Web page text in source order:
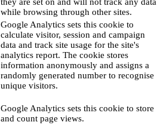
while browsing through other sites.
Google Analytics sets this cookie to
calculate visitor, session and campaign
data and track site usage for the site's
analytics report. The cookie stores
information anonymously and assigns a
randomly generated number to recognise
unique visitors.
Google Analytics sets this cookie to store
and count page views.